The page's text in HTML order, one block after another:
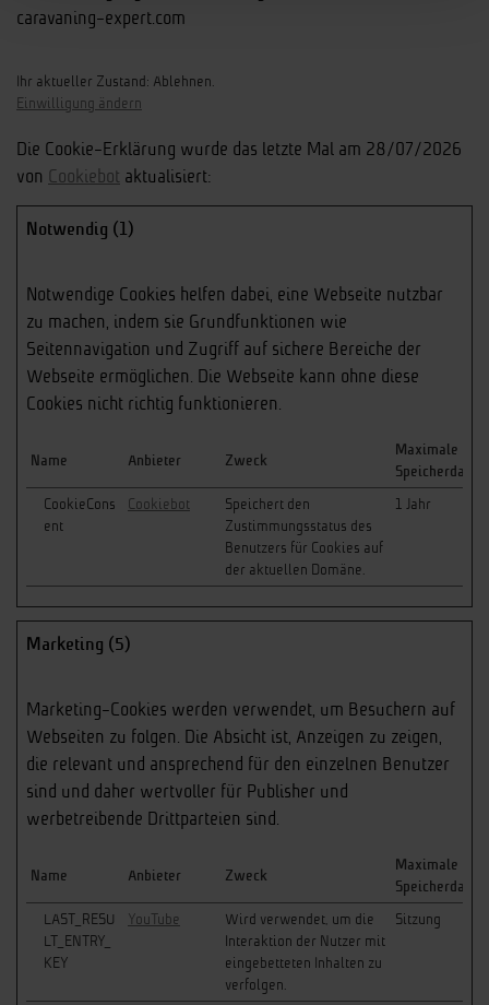
caravaning-expert.com
Ihr aktueller Zustand: Ablehnen.
Einwilligung ändern
Die Cookie-Erklärung wurde das letzte Mal am 28/07/2026
von Cookiebot aktualisiert:
Notwendig (1)
Notwendige Cookies helfen dabei, eine Webseite nutzbar
zu machen, indem sie Grundfunktionen wie
Seitennavigation und Zugriff auf sichere Bereiche der
Webseite ermöglichen. Die Webseite kann ohne diese
Cookies nicht richtig funktionieren.
Name Anbieter Zweck
Maximale
Speicherdauer
CookieCons
ent
Cookiebot
Speichert den
Zustimmungsstatus des
Benutzers für Cookies auf
der aktuellen Domäne.
1 Jahr
Marketing (5)
Marketing-Cookies werden verwendet, um Besuchern auf
Webseiten zu folgen. Die Absicht ist, Anzeigen zu zeigen,
die relevant und ansprechend für den einzelnen Benutzer
sind und daher wertvoller für Publisher und
werbetreibende Drittparteien sind.
Name Anbieter Zweck
Maximale
Speicherdauer
LAST_RESU
LT_ENTRY_
KEY
YouTube
Wird verwendet, um die
Interaktion der Nutzer mit
eingebetteten Inhalten zu
verfolgen.
Sitzung